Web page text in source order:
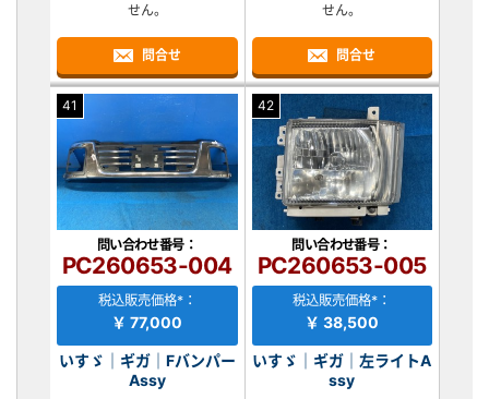
せん。
問合せ
せん。
問合せ
41
問い合わせ番号：
PC260653-004
税込販売価格*：
￥ 77,000
いすゞ｜ギガ｜Fバンパー
Assy
42
問い合わせ番号：
PC260653-005
税込販売価格*：
￥ 38,500
いすゞ｜ギガ｜左ライトA
ssy